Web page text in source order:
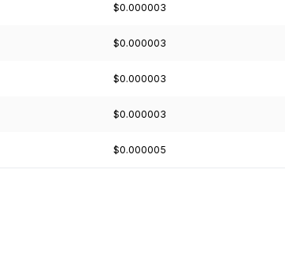
$0.000003
$0.000003
$0.000003
$0.000003
$0.000005